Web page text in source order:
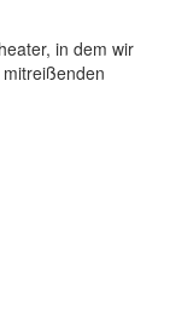
in dem wir